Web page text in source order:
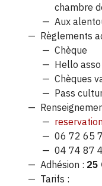
chambre
Aux
Règlements
Chèque
Hello asso
Chèques
Pass
06 72 65
04 74 87
Adhésion : 25
Tarifs :